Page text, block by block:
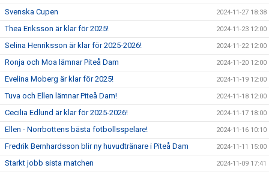
Svenska Cupen 2024-11-27 18:38
Thea Eriksson är klar för 2025! 2024-11-23 12:00
Selina Henriksson är klar för 2025-2026! 2024-11-22 12:00
Ronja och Moa lämnar Piteå Dam 2024-11-20 12:00
Evelina Moberg är klar för 2025! 2024-11-19 12:00
Tuva och Ellen lämnar Piteå Dam! 2024-11-18 12:00
Cecilia Edlund är klar för 2025-2026! 2024-11-17 18:00
Ellen - Norrbottens bästa fotbollsspelare! 2024-11-16 10:10
Fredrik Bernhardsson blir ny huvudtränare i Piteå Dam 2024-11-11 15:00
Starkt jobb sista matchen 2024-11-09 17:41